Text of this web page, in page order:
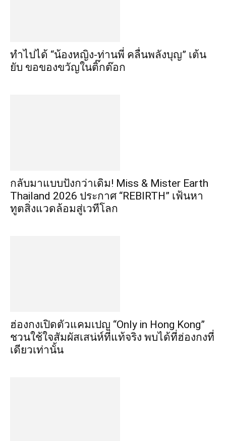
ทำไปได้ “น้องหญิง-ท่านพี่ คลื่นพลังบุญ” เต้น
ยับ ขอของขวัญในติ๊กต๊อก
กลับมาแบบปังกว่าเดิม! Miss & Mister Earth
Thailand 2026 ประกาศ “REBIRTH” เฟ้นหา
ทูตสิ่งแวดล้อมสู่เวทีโลก
ฮ่องกงเปิดตัวแคมเปญ “Only in Hong Kong”
ชวนใช้ใจสัมผัสเสน่ห์ที่แท้จริง พบได้ที่ฮ่องกงที่
เดียวเท่านั้น